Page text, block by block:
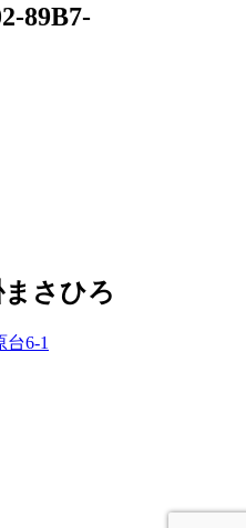
89B7-
さひろ
台6-1